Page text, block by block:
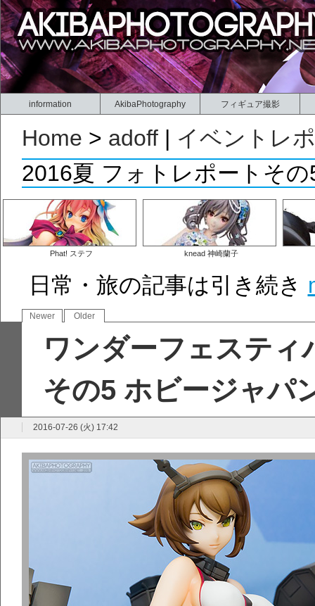
information AkibaPhotography フィギュア撮影
Home > adoff | イベントレ
2016夏 フォトレポートそ
Phat! ステフ knead 神崎蘭子
日常・旅の記事は引き続き
Newer Older
ワンダーフェスティ
その5 ホビージャパ
2016-07-26 (火) 17:42